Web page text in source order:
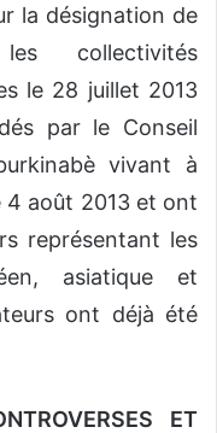
la désignation de
collectivités
le 28 juillet 2013
par le Conseil
vivant à
4 août 2013 et ont
représentant les
asiatique et
ont déjà été
ET